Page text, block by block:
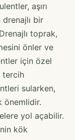
aşırı
bir
toprak,
önler ve
için özel
tercih
sularken,
önemlidir.
yol açabilir.
kök